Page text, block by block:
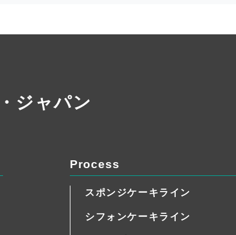
ジャパン
Process
スポンジケーキライン
シフォンケーキライン